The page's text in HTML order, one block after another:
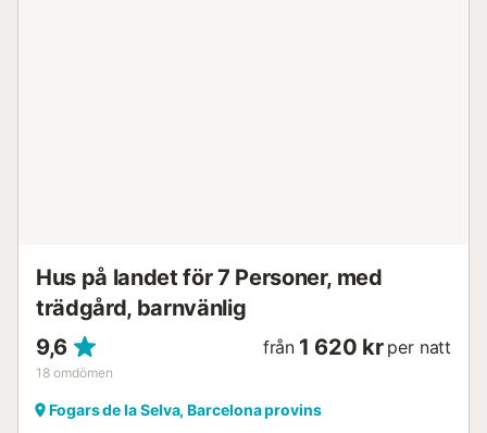
Hus på landet för 7 Personer, med
trädgård, barnvänlig
9,6
18 omdömen
från 1 620 kr per natt
Fogars de la Selva, Barcelona provins